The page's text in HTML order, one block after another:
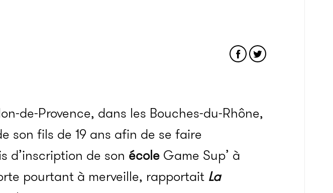
de-Provence, dans les Bouches-du-Rhône,
son fils de 19 ans afin de se faire
d’inscription de son école Game Sup’ à
pourtant à merveille, rapportait La